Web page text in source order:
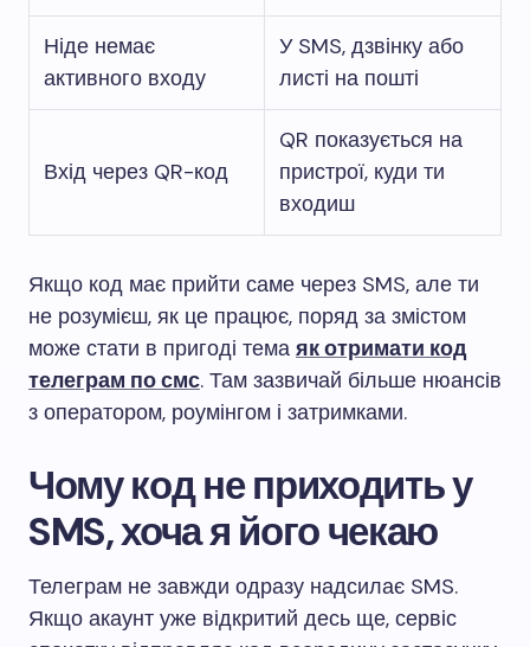
Ніде немає
активного входу
У SMS, дзвінку або
листі на пошті
Вхід через QR-код
QR показується на
пристрої, куди ти
входиш
Якщо код має прийти саме через SMS, але ти
не розумієш, як це працює, поряд за змістом
може стати в пригоді тема як отримати код
телеграм по смс. Там зазвичай більше нюансів
з оператором, роумінгом і затримками.
Чому код не приходить у
SMS, хоча я його чекаю
Телеграм не завжди одразу надсилає SMS.
Якщо акаунт уже відкритий десь ще, сервіс